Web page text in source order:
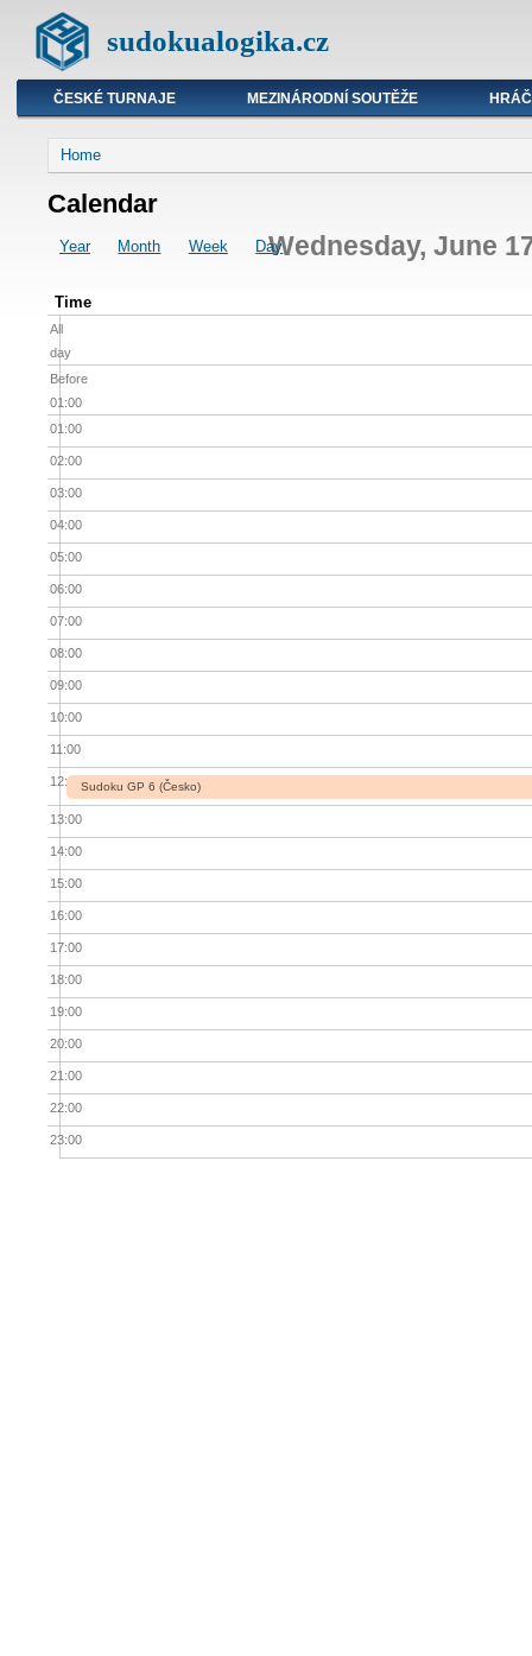
sudokualogika.cz
ČESKÉ TURNAJE MEZINÁRODNÍ SOUTĚŽE
Home
Calendar
Year Month Week DayWednesday, June
Time
All
day
Before
01:00
01:00
02:00
03:00
04:00
05:00
06:00
07:00
08:00
09:00
10:00
11:00
12:00Sudoku GP 6 (Česko)
13:00
14:00
15:00
16:00
17:00
18:00
19:00
20:00
21:00
22:00
23:00